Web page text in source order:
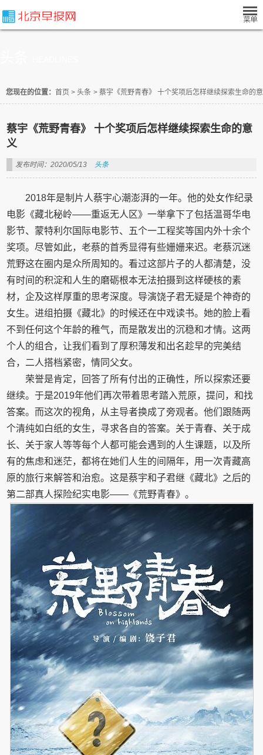
您现在的位置： 首页 > 头条 > 蔡宇《荒野青春》 十个奖项后怎样继续探索生命的
蔡宇《荒野青春》 十个奖项后怎样继续探索生命的意
义
发布时间：2020/05/13 头条
2018年是制片人蔡宇心潮澎湃的一年。他的处女作纪录
电影《藏北秘岭——重返无人区》一举拿下了包括温哥华电
影节、蒙特利尔国际电影节、五个一工程奖等国内外十余个
奖项。尽管如此，老蔡的首秀显得有些姗姗来迟。老蔡沉迷
荒野这在圈内是众所周知的。看过这部片子的人都清楚，没
有时间的积淀和人生的磨砺根本无法拍摄到这样硬核的素
材，企及这样厚重的思考深度。导演饶子君无疑是个神奇的
女生。进组拍摄《藏北》的时候还在中戏读书。她的脸上看
不到任何这个年龄的稚气，而是散发出的沉稳和才情。这两
个人的组合，让我们看到了厚积薄发和出名趁早的完美结
合，二人搭档紧密，情同父女。
荣誉是肯定，回答了所有付出的正确性，所以探索还要
继续。于是2019年他们再次带着思考踏入荒原，提问，和找
答案。而这次的视角，从主导者换成了旁观者。他们跟随两
个清纯如白纸的女生，寻求各自的答案。关于青春、关于成
长、关于家人等等每个人都可能会遇到的人生课题，以及所
有的焦虑和迷茫，都将在她们人生的间隔年，用一次青藏高
原的旅行来解答和治愈。这是蔡宇和子君继《藏北》之后的
第二部真人探险纪实电影——《荒野青春》。